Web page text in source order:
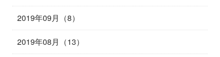
2019年09月（8）
2019年08月（13）